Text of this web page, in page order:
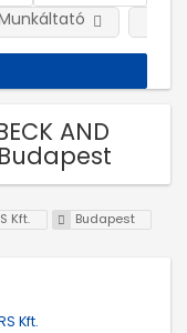
AND
Budapest
Kft.
Budapest
Kft.